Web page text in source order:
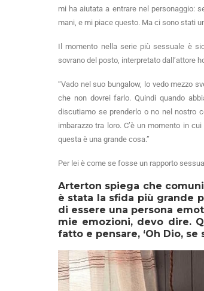
mi ha aiutata a entrare nel personaggio:
mani, e mi piace questo. Ma ci sono stati
Il momento nella serie più sessuale è
sovrano del posto, interpretato dall’attore
“Vado nel suo bungalow, lo vedo mezzo
che non dovrei farlo. Quindi quando
discutiamo se prenderlo o no nel nostro
imbarazzo tra loro. C’è un momento in
questa è una grande cosa.”
Per lei è come se fosse un rapporto
Arterton spiega che
è stata la sfida più grande
di essere una persona
mie emozioni, devo dire.
fatto e pensare, ‘Oh Dio, se